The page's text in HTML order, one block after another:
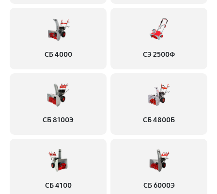
СБ 4000 СЭ 2500Ф
СБ 8100Э СБ 4800Б
СБ 4100 СБ 6000Э